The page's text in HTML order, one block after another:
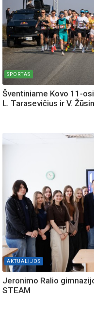
SPORTAS
Šventiniame Kovo 11-
L. Tarasevičius ir V.
AKTUALIJOS
Jeronimo Ralio
STEAM